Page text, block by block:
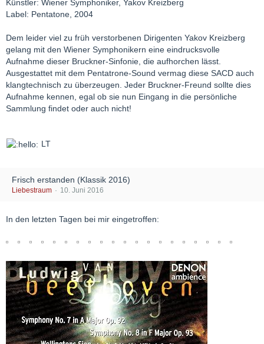
Künstler: Wiener Symphoniker, Yakov Kreizberg
Label: Pentatone, 2004
Dem leider viel zu früh verstorbenen Dirigenten Yakov Kreizberg
gelang mit den Wiener Symphonikern eine eindrucksvolle
Aufnahme dieser Bruckner-Sinfonie, die aufhorchen lässt.
Ausgestattet mit dem Pentatrone-Sound vermag diese SACD auch
klangtechnisch zu überzeugen. Jeder Bruckner-Freund sollte dies
Aufnahme kennen, egal ob sie nun Eingang in die persönliche
Sammlung findet oder auch nicht!
LT
Frisch erstanden (Klassik 2016)
Liebestraum 10. Juni 2016
In den letzten Tagen bei mir eingetroffen: